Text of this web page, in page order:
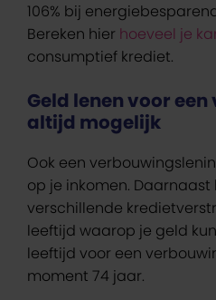
106% bij
Bereken hier hoeveel je
consumptief krediet.
Geld lenen voor
altijd mogelijk
Ook een
op je inkomen.
verschillende
leeftijd waarop je geld
leeftijd voor een
moment 74 jaar.